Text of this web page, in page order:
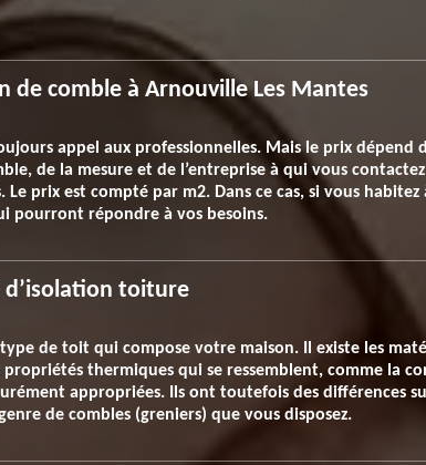
de comble à Arnouville Les Mantes
appel aux professionnelles. Mais le prix dépend
de la mesure et de l’entreprise à qui vous
Le prix est compté par m2. Dans ce cas, si vous
pourront répondre à vos besoins.
d’isolation toiture
de toit qui compose votre maison. Il existe les
thermiques qui se ressemblent, comme la
appropriées. Ils ont toutefois des différences
de combles (greniers) que vous disposez.